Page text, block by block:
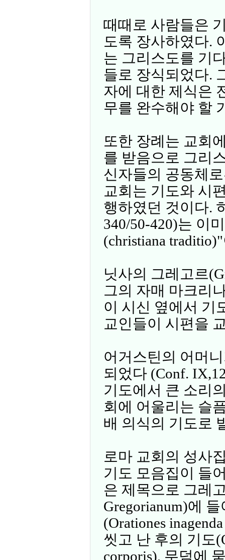
때때로 사람들은
도록 장사하였다.
는 그리스도를 기
들로 장식되었다.
자에 대한 제식은
무를 완수해야 할
또한 장례는 교회
를 받음으로 그리
신자들의 공동체
교회는 기도와 시
행하였던 것이다.
340/50-420)는 이
(christiana
닛사의 그레고르
그의 자매 마크리
이 시신 옆에서 기
교인들이 시편을
어거스틴의 어머
되었다 (Conf.
기도에서 큰 소리
회에 어울리는 슬
배 의식의 기도로
로마 교회의 성사
기도 모음집이 들
은 제목으로 그레
Gregorianum)에
(Orationes
씻고 난 후의 기도
corporis), 무덤에